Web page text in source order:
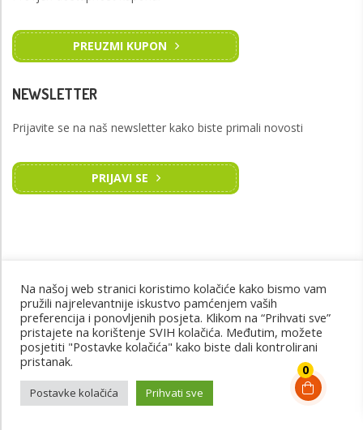
0
PREUZMI KUPON
NEWSLETTER
Prijavite se na naš newsletter kako biste primali novosti
PRIJAVI SE
INFORMACIJE
Vijesti
N°1 Oglasnik cjenik
Postani prodavač
Na našoj web stranici koristimo kolačiće kako bismo vam
pružili najrelevantnije iskustvo pamćenjem vaših
preferencija i ponovljenih posjeta. Klikom na “Prihvati sve”
pristajete na korištenje SVIH kolačića. Međutim, možete
posjetiti "Postavke kolačića" kako biste dali kontrolirani
pristanak.
Postavke kolačića Prihvati sve